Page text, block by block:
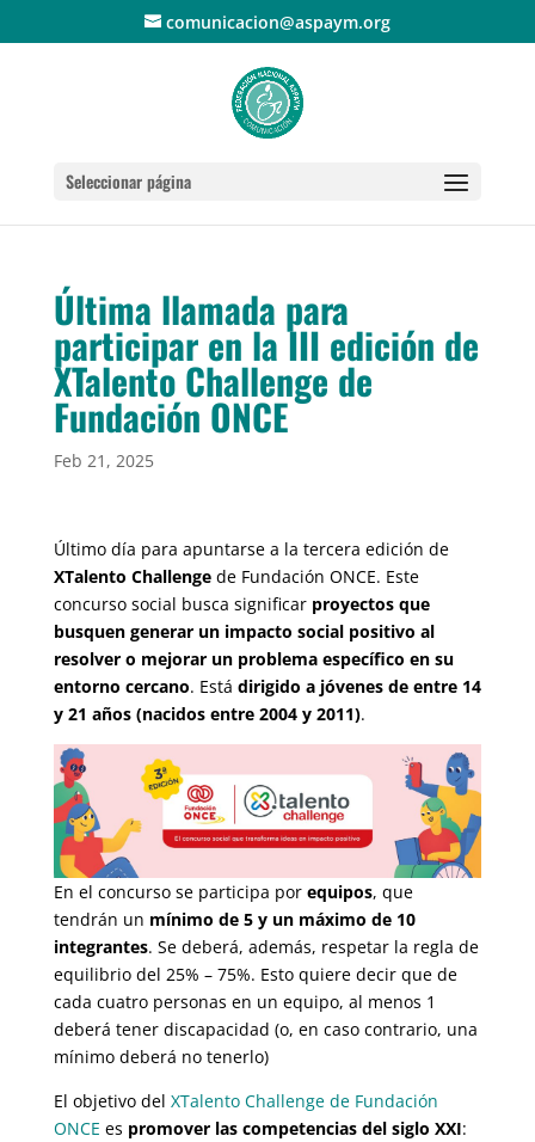
comunicacion@aspaym.org
Seleccionar página
Última llamada para
participar en la III edición de
XTalento Challenge de
Fundación ONCE
Feb 21, 2025
Último día para apuntarse a la tercera edición de
XTalento Challengede Fundación ONCE. Este
concurso social busca significar proyectos que
busquen generar un impacto social positivo al
resolver o mejorar un problema específico en su
entorno cercano. Está dirigido a jóvenes de entre 14
y 21 años (nacidos entre 2004 y 2011).
En el concurso se participa por equipos, que
tendrán un mínimo de 5 y un máximo de 10
integrantes. Se deberá, además, respetar la regla de
equilibrio del 25% – 75%. Esto quiere decir que de
cada cuatro personas en un equipo, al menos 1
deberá tener discapacidad (o, en caso contrario, una
mínimo deberá no tenerlo)
El objetivo del XTalento Challenge de Fundación
ONCE es promover las competencias del siglo XXI: